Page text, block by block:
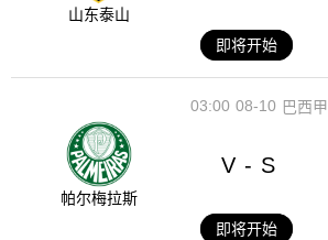
山东泰山
即将开始
08-10
03:00 巴西甲
帕尔梅拉斯
V - S
即将开始